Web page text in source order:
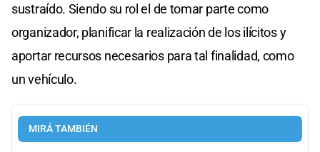
sustraído. Siendo su rol el de tomar parte como
organizador, planificar la realización de los ilícitos y
aportar recursos necesarios para tal finalidad, como
un vehículo.
MIRÁ TAMBIÉN